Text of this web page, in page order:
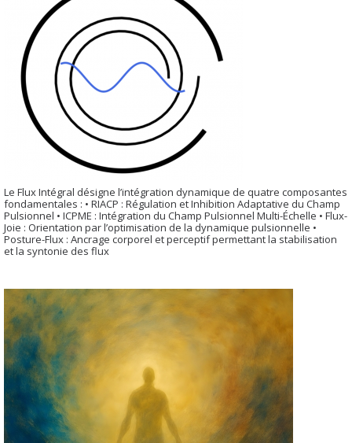
Le Flux Intégral désigne l’intégration dynamique de quatre composantes
fondamentales : • RIACP : Régulation et Inhibition Adaptative du Champ
Pulsionnel • ICPME : Intégration du Champ Pulsionnel Multi-Échelle • Flux-
Joie : Orientation par l’optimisation de la dynamique pulsionnelle •
Posture-Flux : Ancrage corporel et perceptif permettant la stabilisation
et la syntonie des flux